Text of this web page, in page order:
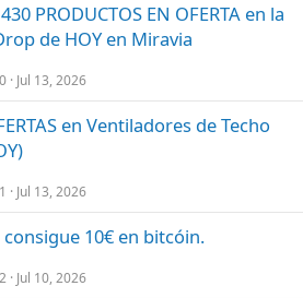
PRODUCTOS EN OFERTA en la
de HOY en Miravia
0 Jul 13, 2026
en Ventiladores de Techo
1 Jul 13, 2026
consigue 10€ en bitcóin.
2 Jul 10, 2026